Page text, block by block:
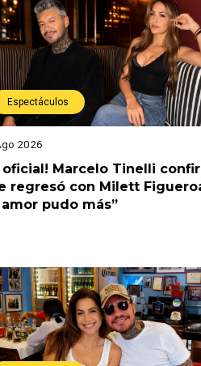
Espectáculos
2026
oficial! Marcelo Tinelli
regresó con Milett
amor pudo más”